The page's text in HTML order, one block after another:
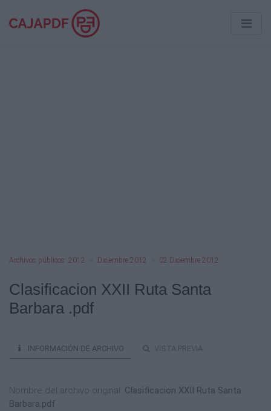
Archivos públicos: 2012 Diciembre 2012 02 Diciembre 2012
Clasificacion XXII Ruta Santa
Barbara .pdf
INFORMACIÓN DE ARCHIVO VISTA PREVIA
Nombre del archivo original: Clasificacion XXII Ruta Santa
Barbara.pdf